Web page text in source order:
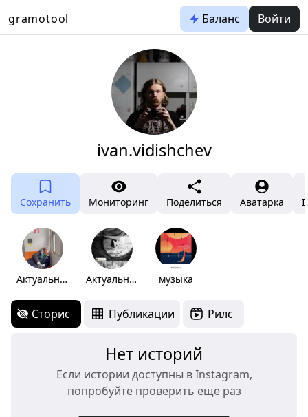
gramotool Баланс Войти
ivan.vidishchev
Сохранить Мониторинг Поделиться Аватарка
Актуальное Актуальное музыка
Сторис Публикации Рилс
Нет историй
Если истории доступны в Instagram,
попробуйте проверить еще раз